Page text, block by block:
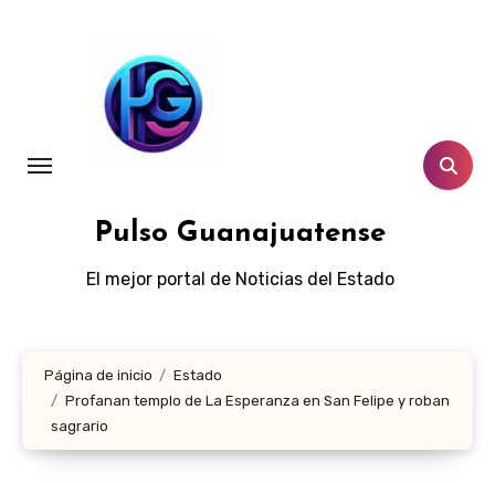
Pulso Guanajuatense
El mejor portal de Noticias del Estado
Página de inicio
Estado
Profanan templo de La Esperanza en San Felipe y roban
sagrario